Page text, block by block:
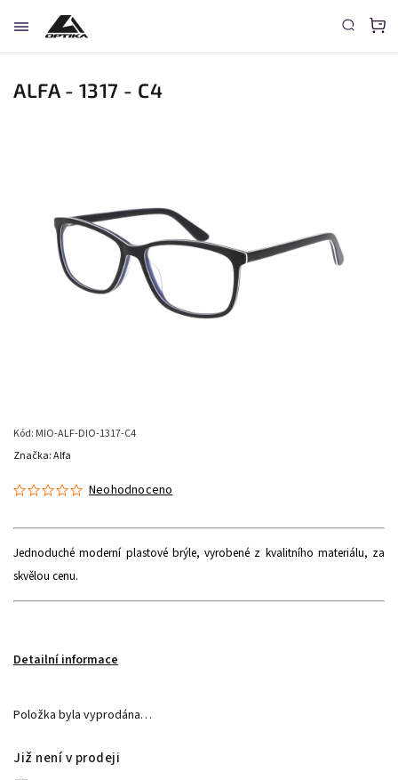
ALFA - 1317 - C4
Kód: MIO-ALF-DIO-1317-C4
Neohodnoceno
Jednoduché moderní plastové brýle, vyrobené z kvalitního materiálu, za
skvělou cenu.
Detailní informace
Značka:Alfa
Položka byla vyprodána…
Již není v prodeji